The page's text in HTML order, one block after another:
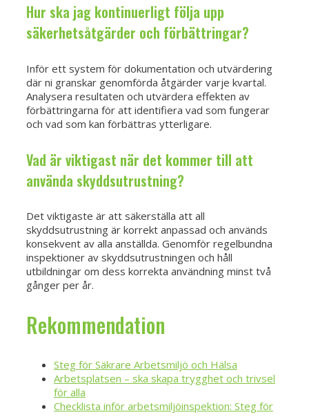
Hur ska jag kontinuerligt följa upp
säkerhetsåtgärder och förbättringar?
Inför ett system för dokumentation och utvärdering
där ni granskar genomförda åtgärder varje kvartal.
Analysera resultaten och utvärdera effekten av
förbättringarna för att identifiera vad som fungerar
och vad som kan förbättras ytterligare.
Vad är viktigast när det kommer till att
använda skyddsutrustning?
Det viktigaste är att säkerställa att all
skyddsutrustning är korrekt anpassad och används
konsekvent av alla anställda. Genomför regelbundna
inspektioner av skyddsutrustningen och håll
utbildningar om dess korrekta användning minst två
gånger per år.
Rekommendation
Steg för Säkrare Arbetsmiljö och Hälsa
Arbetsplatsen – ska skapa trygghet och trivsel
för alla
Checklista inför arbetsmiljöinspektion: Steg för